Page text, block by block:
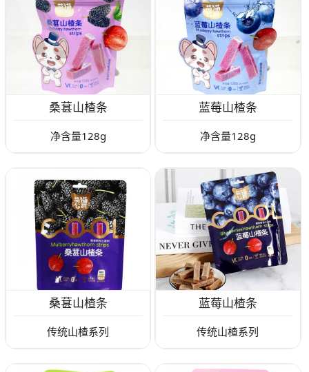
桑葚山楂条
净含量128g
蓝莓山楂条
净含量128g
桑葚山楂条
传统山楂系列
蓝莓山楂条
传统山楂系列